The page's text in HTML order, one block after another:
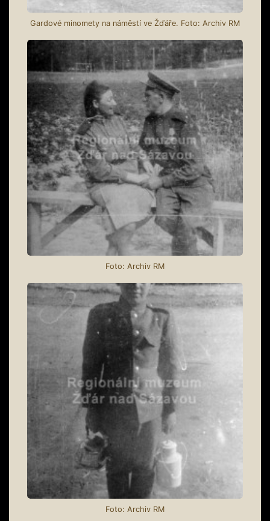
Gardové minomety na náměstí ve Žďáře. Foto: Archiv RM
Foto: Archiv RM
Foto: Archiv RM